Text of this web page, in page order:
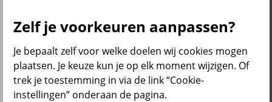
Als je overlijdt terwijl je in dienst bent bij de werkgever, krijgt je
partner een uitkering vanuit de pensioenregeling. De uitkering krijg
je van verzekeraar Elipslife. In je persoonlijke pensioenportaal zie je
het verzekerd bedrag.
Overlijd je nadat je uit dienst bent? Dan kunnen jouw nabestaanden
Zelf je voorkeuren aanpassen?
Je bepaalt zelf voor welke doelen wij cookies mogen
plaatsen. Je keuze kun je op elk moment wijzigen. Of
trek je toestemming in via de link “Cookie-
instellingen” onderaan de pagina.